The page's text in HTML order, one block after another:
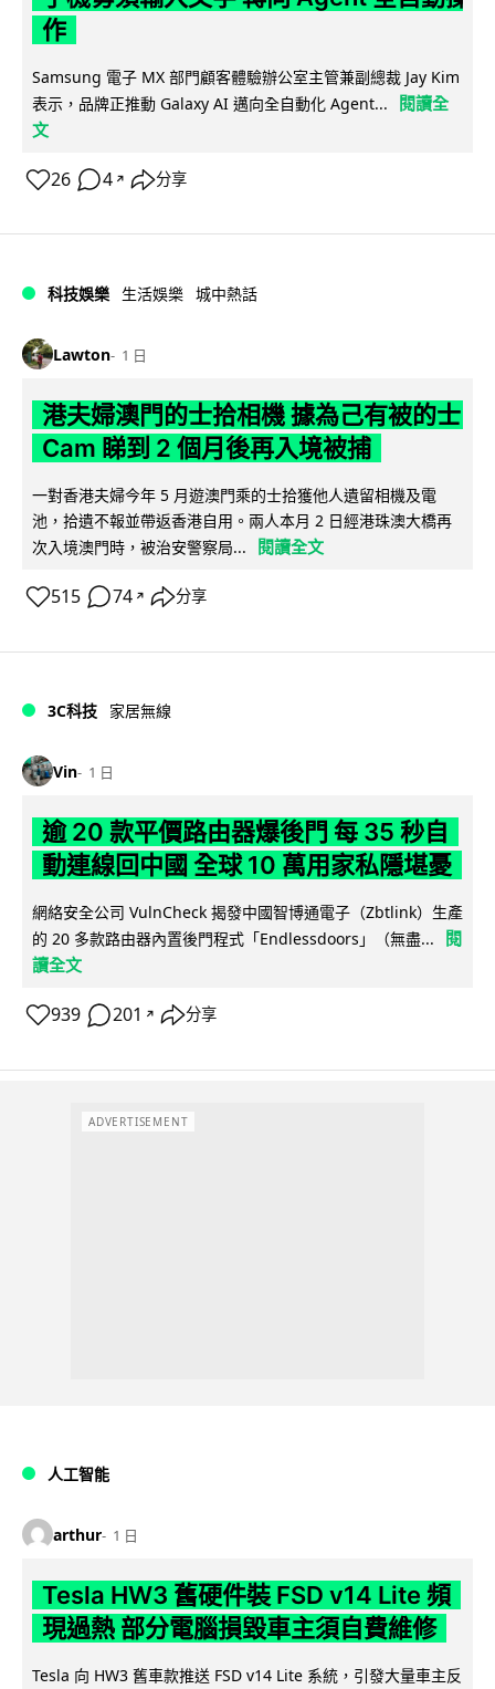
作
Samsung 電子 MX 部門顧客體驗辦公室主管兼副總裁 Jay Kim
表示，品牌正推動 Galaxy AI 邁向全自動化 Agent...
閱讀全
文
26 4 ↗ 分享
科技娛樂 生活娛樂 城中熱話
Lawton 1 日
港夫婦澳門的士拾相機 據為己有被的士
Cam 睇到 2 個月後再入境被捕
一對香港夫婦今年 5 月遊澳門乘的士拾獲他人遺留相機及電
池，拾遺不報並帶返香港自用。兩人本月 2 日經港珠澳大橋再
次入境澳門時，被治安警察局...
閱讀全文
515 74 ↗ 分享
3C科技 家居無線
Vin 1 日
逾 20 款平價路由器爆後門 每 35 秒自
動連線回中國 全球 10 萬用家私隱堪憂
網絡安全公司 VulnCheck 揭發中國智博通電子（Zbtlink）生產
的 20 多款路由器內置後門程式「Endlessdoors」（無盡...
閱
讀全文
939 201 ↗ 分享
ADVERTISEMENT
人工智能
arthur 1 日
Tesla HW3 舊硬件裝 FSD v14 Lite 頻
現過熱 部分電腦損毀車主須自費維修
Tesla 向 HW3 舊車款推送 FSD v14 Lite 系統，引發大量車主反